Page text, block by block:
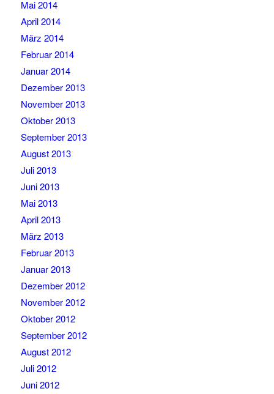
Mai 2014
April 2014
März 2014
Februar 2014
Januar 2014
Dezember 2013
November 2013
Oktober 2013
September 2013
August 2013
Juli 2013
Juni 2013
Mai 2013
April 2013
März 2013
Februar 2013
Januar 2013
Dezember 2012
November 2012
Oktober 2012
September 2012
August 2012
Juli 2012
Juni 2012